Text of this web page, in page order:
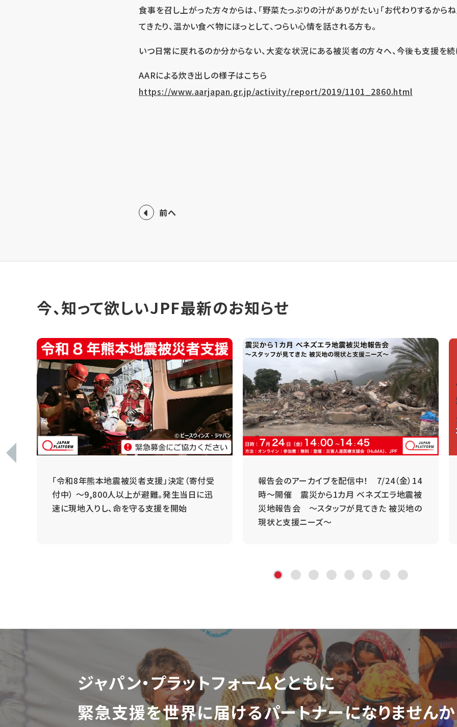
食事を召し上がった方々からは、「野菜たっぷりの汁がありがたい」「お代わりするから
てきたり、温かい食べ物にほっとして、つらい心情を話される方も。
いつ日常に戻れるのか分からない、大変な状況にある被災者の方々へ、今後も支援を続
AARによる炊き出しの様子はこちら
https://www.aarjapan.gr.jp/activity/report/2019/1101_2860.html
前へ
今、知って欲しいJPF最新のお知らせ
「令和8年熊本地震被災者支援」決定（寄付受
付中） ～9,800人以上が避難。発生当日に迅
速に現地入りし、命を守る支援を開始
報告会のアーカイブを配信中！ 7/24（金）14
時～開催 震災から1カ月 ベネズエラ地震被
災地報告会 ～スタッフが見てきた 被災地の
現状と支援ニーズ～
ジャパン・プラットフォームとともに
緊急支援を世界に届けるパートナーになりませんか